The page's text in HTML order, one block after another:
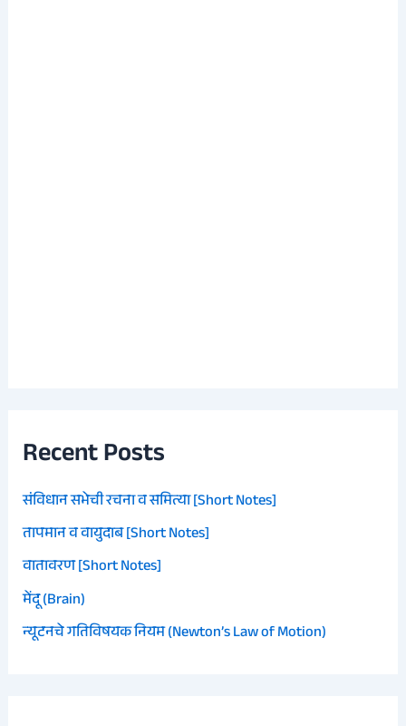
Recent Posts
संविधान सभेची रचना व समित्या [Short Notes]
तापमान व वायुदाब [Short Notes]
वातावरण [Short Notes]
मेंदू (Brain)
न्यूटनचे गतिविषयक नियम (Newton’s Law of Motion)